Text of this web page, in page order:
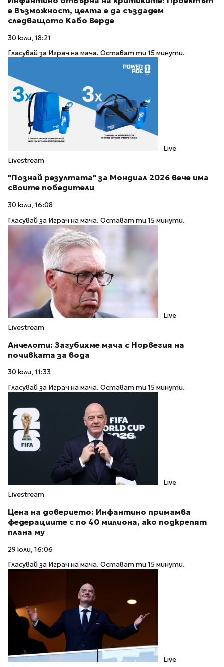
е възможност, целта е да създадем
следващото Кабо Верде
30 юли, 18:21
Гласувай за Играч на мача. Остават ти 15 минути.
Live
Livestream
"Познай резултата" за Мондиал 2026 вече има
своите победители
30 юли, 16:08
Гласувай за Играч на мача. Остават ти 15 минути.
Live
Livestream
Анчелоти: Загубихме мача с Норвегия на
почивката за вода
30 юли, 11:33
Гласувай за Играч на мача. Остават ти 15 минути.
Live
Livestream
Цена на доверието: Инфантино примамва
федерациите с по 40 милиона, ако подкрепят
плана му
29 юли, 16:06
Гласувай за Играч на мача. Остават ти 15 минути.
Live